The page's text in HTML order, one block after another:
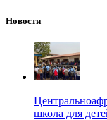
Новости
школа для